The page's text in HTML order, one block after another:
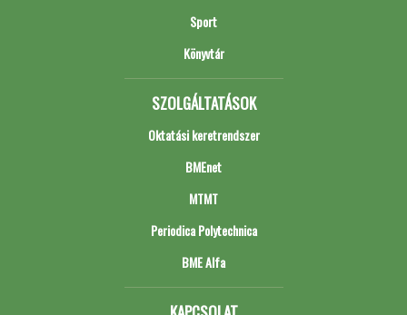
Sport
Könyvtár
SZOLGÁLTATÁSOK
Oktatási keretrendszer
BMEnet
MTMT
Periodica Polytechnica
BME Alfa